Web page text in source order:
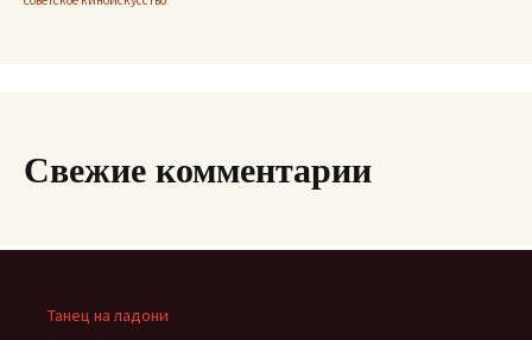
Свежие комментарии
Танец на ладони